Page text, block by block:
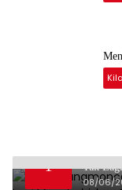
1
Tak
08/06/